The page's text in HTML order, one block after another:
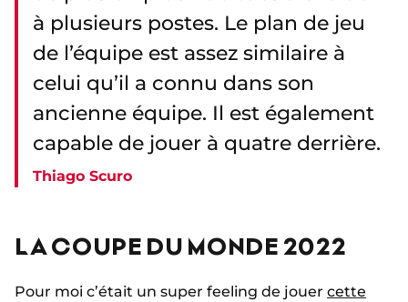
à plusieurs postes. Le plan de jeu
de l’équipe est assez similaire à
celui qu’il a connu dans son
ancienne équipe. Il est également
capable de jouer à quatre derrière.
Thiago Scuro
LA COUPE DU MONDE 2022
Pour moi c’était un super feeling de jouer cette